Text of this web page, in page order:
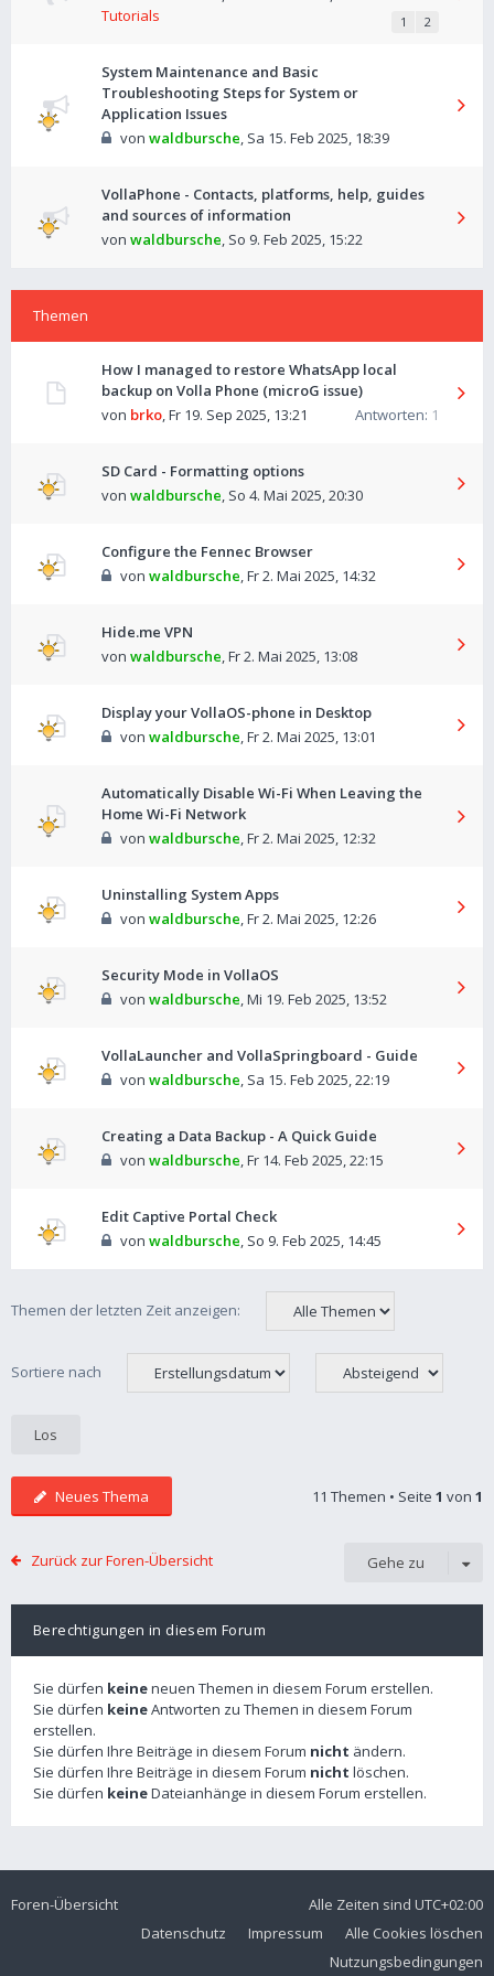
Tutorials
1 2
System Maintenance and Basic
Troubleshooting Steps for System or
Application Issues
von waldbursche, Sa 15. Feb 2025, 18:39
VollaPhone - Contacts, platforms, help, guides
and sources of information
von waldbursche, So 9. Feb 2025, 15:22
Themen
How I managed to restore WhatsApp local
backup on Volla Phone (microG issue)
Antworten: 1
von brko,Fr 19. Sep 2025, 13:21
SD Card - Formatting options
von waldbursche, So 4. Mai 2025, 20:30
Configure the Fennec Browser
von waldbursche,Fr 2. Mai 2025, 14:32
Hide.me VPN
von waldbursche,Fr 2. Mai 2025, 13:08
Display your VollaOS-phone in Desktop
von waldbursche,Fr 2. Mai 2025, 13:01
Automatically Disable Wi-Fi When Leaving the
Home Wi-Fi Network
von waldbursche,Fr 2. Mai 2025, 12:32
Uninstalling System Apps
von waldbursche,Fr 2. Mai 2025, 12:26
Security Mode in VollaOS
von waldbursche,Mi 19. Feb 2025, 13:52
VollaLauncher and VollaSpringboard - Guide
von waldbursche, Sa 15. Feb 2025, 22:19
Creating a Data Backup - A Quick Guide
von waldbursche,Fr 14. Feb 2025, 22:15
Edit Captive Portal Check
von waldbursche, So 9. Feb 2025, 14:45
Themen der letzten Zeit anzeigen:
Sortiere nach
Neues Thema 11 Themen • Seite 1 von 1
Zurück zur Foren-Übersicht Gehe zu
Berechtigungen in diesem Forum
Sie dürfen keineneuen Themen in diesem Forum erstellen.
Sie dürfen keineAntworten zu Themen in diesem Forum
erstellen.
Sie dürfen Ihre Beiträge in diesem Forum nicht ändern.
Sie dürfen Ihre Beiträge in diesem Forum nicht löschen.
Sie dürfen keineDateianhänge in diesem Forum erstellen.
Foren-Übersicht Alle Zeiten sind UTC+02:00
Alle Cookies löschen
Impressum
Datenschutz
Nutzungsbedingungen